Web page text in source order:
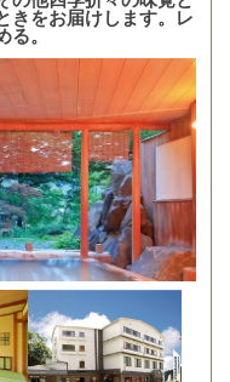
きをお届けします。レ
。